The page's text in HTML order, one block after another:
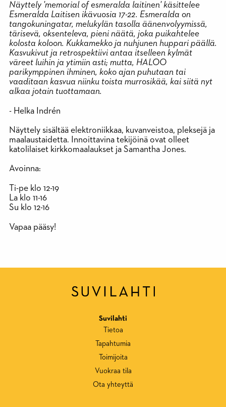
Näyttely 'memorial of esmeralda laitinen' käsittelee
Esmeralda Laitisen ikävuosia 17-22. Esmeralda on
tangokuningatar, melukylän tasolla äänenvolyymissä,
tärisevä, oksenteleva, pieni näätä, joka puikahtelee
kolosta koloon. Kukkamekko ja nuhjunen huppari päällä.
Kasvukivut ja retrospektiivi antaa itselleen kylmät
väreet luihin ja ytimiin asti; mutta, HALOO
parikymppinen ihminen, koko ajan puhutaan tai
vaaditaan kasvua niinku toista murrosikää, kai siitä nyt
alkaa jotain tuottamaan.
- Helka Indrén
Näyttely sisältää elektroniikkaa, kuvanveistoa, pleksejä ja
maalaustaidetta. Innoittavina tekijöinä ovat olleet
katolilaiset kirkkomaalaukset ja Samantha Jones.
Avoinna:
Ti-pe klo 12-19
La klo 11-16
Su klo 12-16
Vapaa pääsy!
Suvilahti
Tietoa
Tapahtumia
Toimijoita
Vuokraa tila
Ota yhteyttä